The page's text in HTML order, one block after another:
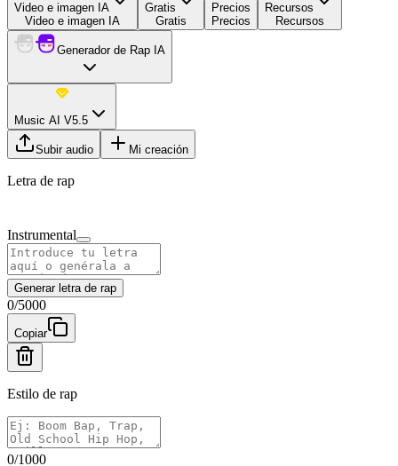
Video e imagen IA
Video e imagen IA
Gratis
Gratis
Precios
Precios
Recursos
Recursos
Generador de Rap IA
Music AI V5.5
Subir audio Mi creación
Letra de rap
Instrumental
Generar letra de rap
0/5000
Copiar
Estilo de rap
0/1000